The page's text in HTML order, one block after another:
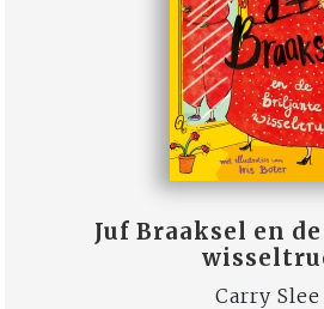
Juf Braaksel en
Carry Slee